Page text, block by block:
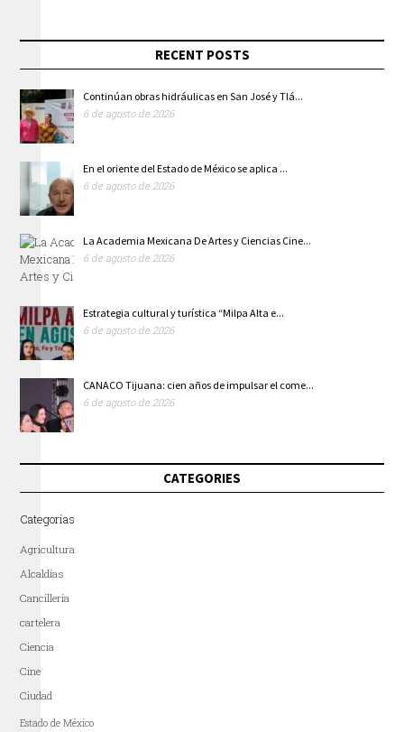
RECENT POSTS
Continúan obras hidráulicas en San José y Tlá...
6 de agosto de 2026
En el oriente del Estado de México se aplica ...
6 de agosto de 2026
La Academia Mexicana De Artes y Ciencias Cine...
6 de agosto de 2026
Estrategia cultural y turística “Milpa Alta e...
6 de agosto de 2026
CANACO Tijuana: cien años de impulsar el come...
6 de agosto de 2026
CATEGORIES
Categorías
Agricultura
Alcaldías
Cancillería
cartelera
Ciencia
Cine
Ciudad
Estado de México